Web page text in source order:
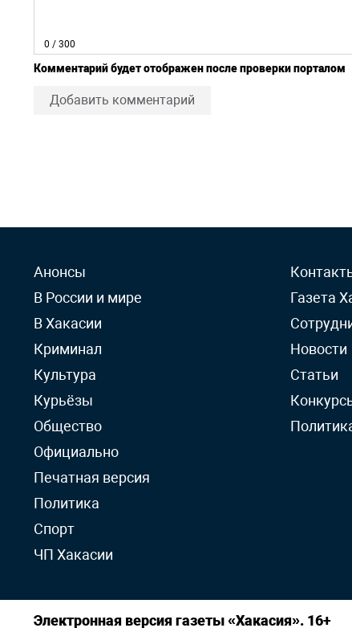
0 / 300
Комментарий будет отображен после проверки порталом
Добавить комментарий
Анонсы
В России и мире
В Хакасии
Криминал
Культура
Курьёзы
Общество
Официально
Печатная версия
Политика
Спорт
ЧП Хакасии
Газета
Новости
Статьи
Электронная версия газеты «Хакасия». 16+